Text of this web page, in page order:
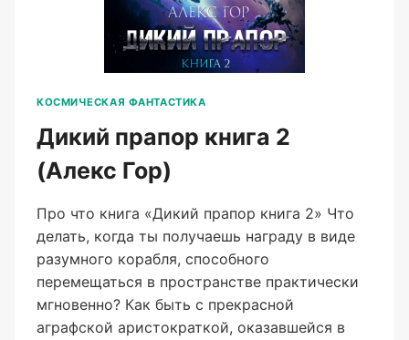
КОСМИЧЕСКАЯ ФАНТАСТИКА
Дикий прапор книга 2
(Алекс Гор)
Про что книга «Дикий прапор книга 2» Что
делать, когда ты получаешь награду в виде
разумного корабля, способного
перемещаться в пространстве практически
мгновенно? Как быть с прекрасной
аграфской аристократкой, оказавшейся в